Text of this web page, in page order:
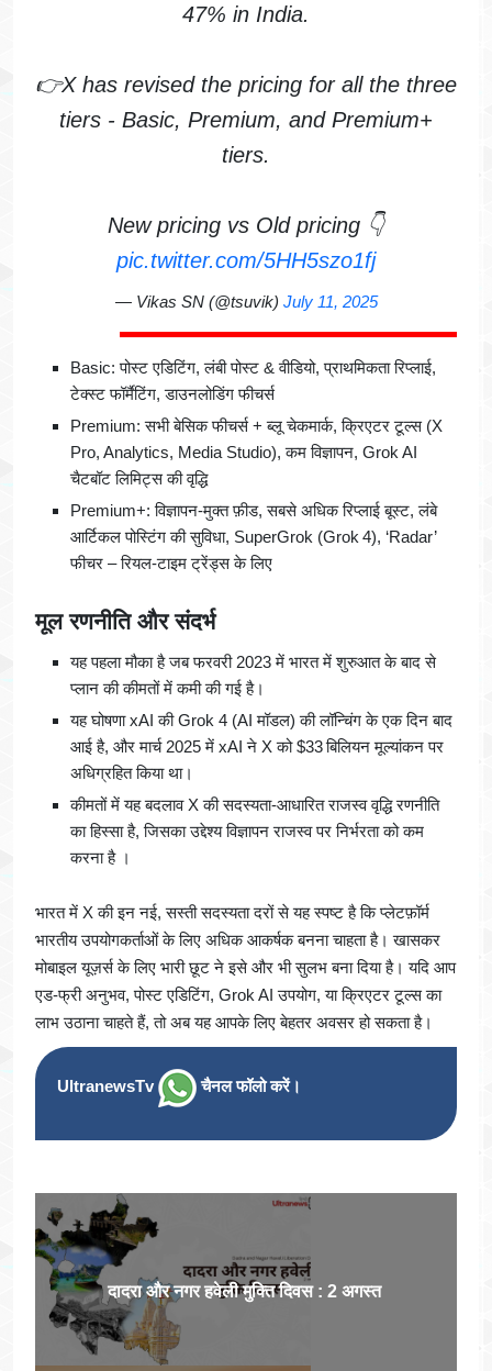
47% in India.
👉X has revised the pricing for all the three
tiers - Basic, Premium, and Premium+
tiers.
New pricing vs Old pricing 👇
pic.twitter.com/5HH5szo1fj
— Vikas SN (@tsuvik) July 11, 2025
Basic: पोस्ट एडिटिंग, लंबी पोस्ट & वीडियो, प्राथमिकता रिप्लाई,
टेक्स्ट फॉर्मैटिंग, डाउनलोडिंग फीचर्स
Premium: सभी बेसिक फीचर्स + ब्लू चेकमार्क, क्रिएटर टूल्स (X
Pro, Analytics, Media Studio), कम विज्ञापन, Grok AI
चैटबॉट लिमिट्स की वृद्धि
Premium+: विज्ञापन-मुक्त फ़ीड, सबसे अधिक रिप्लाई बूस्ट, लंबे
आर्टिकल पोस्टिंग की सुविधा, SuperGrok (Grok 4), ‘Radar’
फीचर – रियल‑टाइम ट्रेंड्स के लिए
मूल रणनीति और संदर्भ
यह पहला मौका है जब फरवरी 2023 में भारत में शुरुआत के बाद से
प्लान की कीमतों में कमी की गई है।
यह घोषणा xAI की Grok 4 (AI मॉडल) की लॉन्चिंग के एक दिन बाद
आई है, और मार्च 2025 में xAI ने X को $33 बिलियन मूल्यांकन पर
अधिग्रहित किया था।
कीमतों में यह बदलाव X की सदस्यता-आधारित राजस्व वृद्धि रणनीति
का हिस्सा है, जिसका उद्देश्य विज्ञापन राजस्व पर निर्भरता को कम
करना है ।
भारत में X की इन नई, सस्ती सदस्यता दरों से यह स्पष्ट है कि प्लेटफ़ॉर्म
भारतीय उपयोगकर्ताओं के लिए अधिक आकर्षक बनना चाहता है। खासकर
मोबाइल यूज़र्स के लिए भारी छूट ने इसे और भी सुलभ बना दिया है। यदि आप
एड‑फ्री अनुभव, पोस्ट एडिटिंग, Grok AI उपयोग, या क्रिएटर टूल्स का
लाभ उठाना चाहते हैं, तो अब यह आपके लिए बेहतर अवसर हो सकता है।
UltranewsTv चैनल फॉलो करें।
दादरा और नगर हवेली मुक्ति दिवस : 2 अगस्त